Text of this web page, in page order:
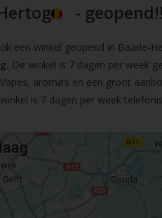
-
een winkel geopend in Baarle-
De winkel is 7 dagen per week
aroma’s en een groot
is 7 dagen per week